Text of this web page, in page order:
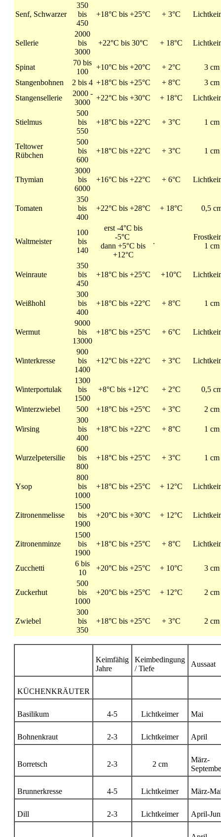
Senf, Schwarzer
350
bis
450
+18°C bis +25°C + 3°C
Sellerie
2000
bis
3000
+22°C bis 30°C + 18°C
Spinat
70 bis
100
+10°C bis +20°C + 2°C
3 cm
Stangenbohnen
2 bis 4 +18°C bis +25°C + 8°C
3 cm
Stangensellerie
2000 -
3000
+22°C bis +30°C + 18°C
Stielmus
500
bis
550
+18°C bis +22°C + 3°C 1 cm
Teltower
Rübchen
500
bis
600
+18°C bis +22°C + 3°C 1 cm
Thymian
3000
bis
6000
+16°C bis +22°C + 6°C
Tomaten
350
bis
400
+22°C bis +28°C + 18°C 0,5
Waltmeister
100
bis
140
erst -4°C bis
-5°C
dann +5°C bis
+12°C
.
1 cm
Weinraute
350
bis
450
+18°C bis +25°C +10°C
Weißhohl
300
bis
400
+18°C bis +22°C + 8°C 1 cm
Wermut
9000
bis
13000
+18°C bis +25°C + 6°C
Winterkresse
900
bis
1400
+12°C bis +22°C + 3°C
Winterportulak
1300
bis
1500
+8°C bis +12°C + 2°C 0,5
Winterzwiebel 500 +18°C bis +25°C + 3°C 2 cm
Wirsing
300
bis
400
+18°C bis +22°C + 8°C 1 cm
Wurzelpetersilie
600
bis
800
+18°C bis +25°C + 3°C 1 cm
Ysop
800
bis
1000
+18°C bis +25°C + 12°C
Zitronenmelisse
1500
bis
1900
+20°C bis +30°C + 12°C
Zitronenminze
1500
bis
1900
+18°C bis +25°C + 8°C
Zucchetti
6 bis
10
+20°C bis +25°C + 10°C 3 cm
Zuckerhut
500
bis
1000
+20°C bis +25°C + 12°C 2 cm
Zwiebel
300
bis
350
+18°C bis +25°C + 3°C 2 cm
Keimfähig
Jahre
Keimbedingung
/ Tiefe
Aussaat
KÜCHENKRÄUTER
Basilikum 4-5 Lichtkeimer Mai
Bohnenkraut 2-3 Lichtkeimer April
Borretsch 2-3 2 cm
März-
Brunnerkresse 4-5 Lichtkeimer März-
Dill 2-3 Lichtkeimer April-